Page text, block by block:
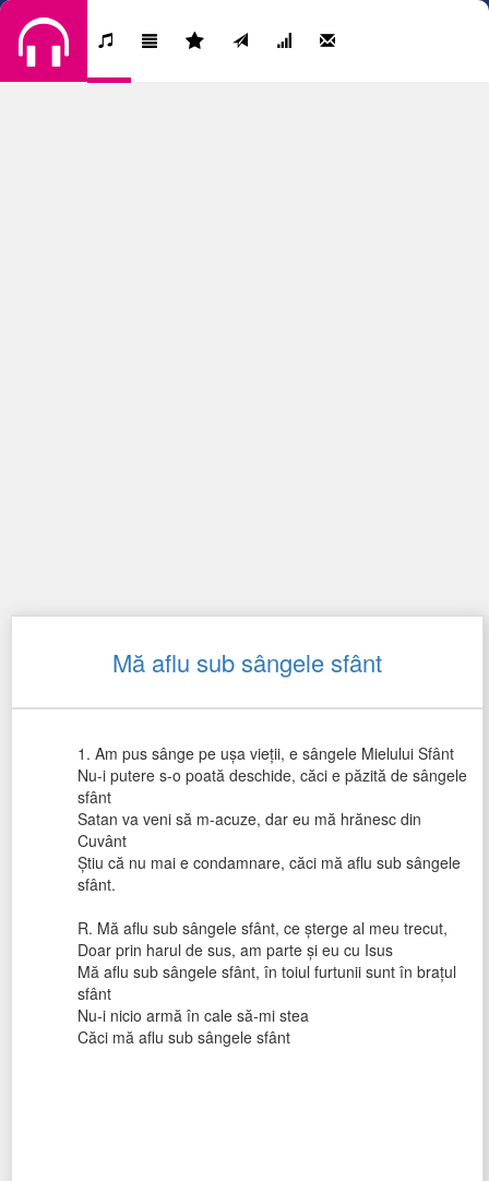
Mă aflu sub sângele sfânt
1. Am pus sânge pe uşa vieţii, e sângele Mielului Sfânt
Nu-i putere s-o poată deschide, căci e păzită de sângele
sfânt
Satan va veni să m-acuze, dar eu mă hrănesc din
Cuvânt
Ştiu că nu mai e condamnare, căci mă aflu sub sângele
sfânt.
R. Mă aflu sub sângele sfânt, ce şterge al meu trecut,
Doar prin harul de sus, am parte şi eu cu Isus
Mă aflu sub sângele sfânt, în toiul furtunii sunt în braţul
sfânt
Nu-i nicio armă în cale să-mi stea
Căci mă aflu sub sângele sfânt